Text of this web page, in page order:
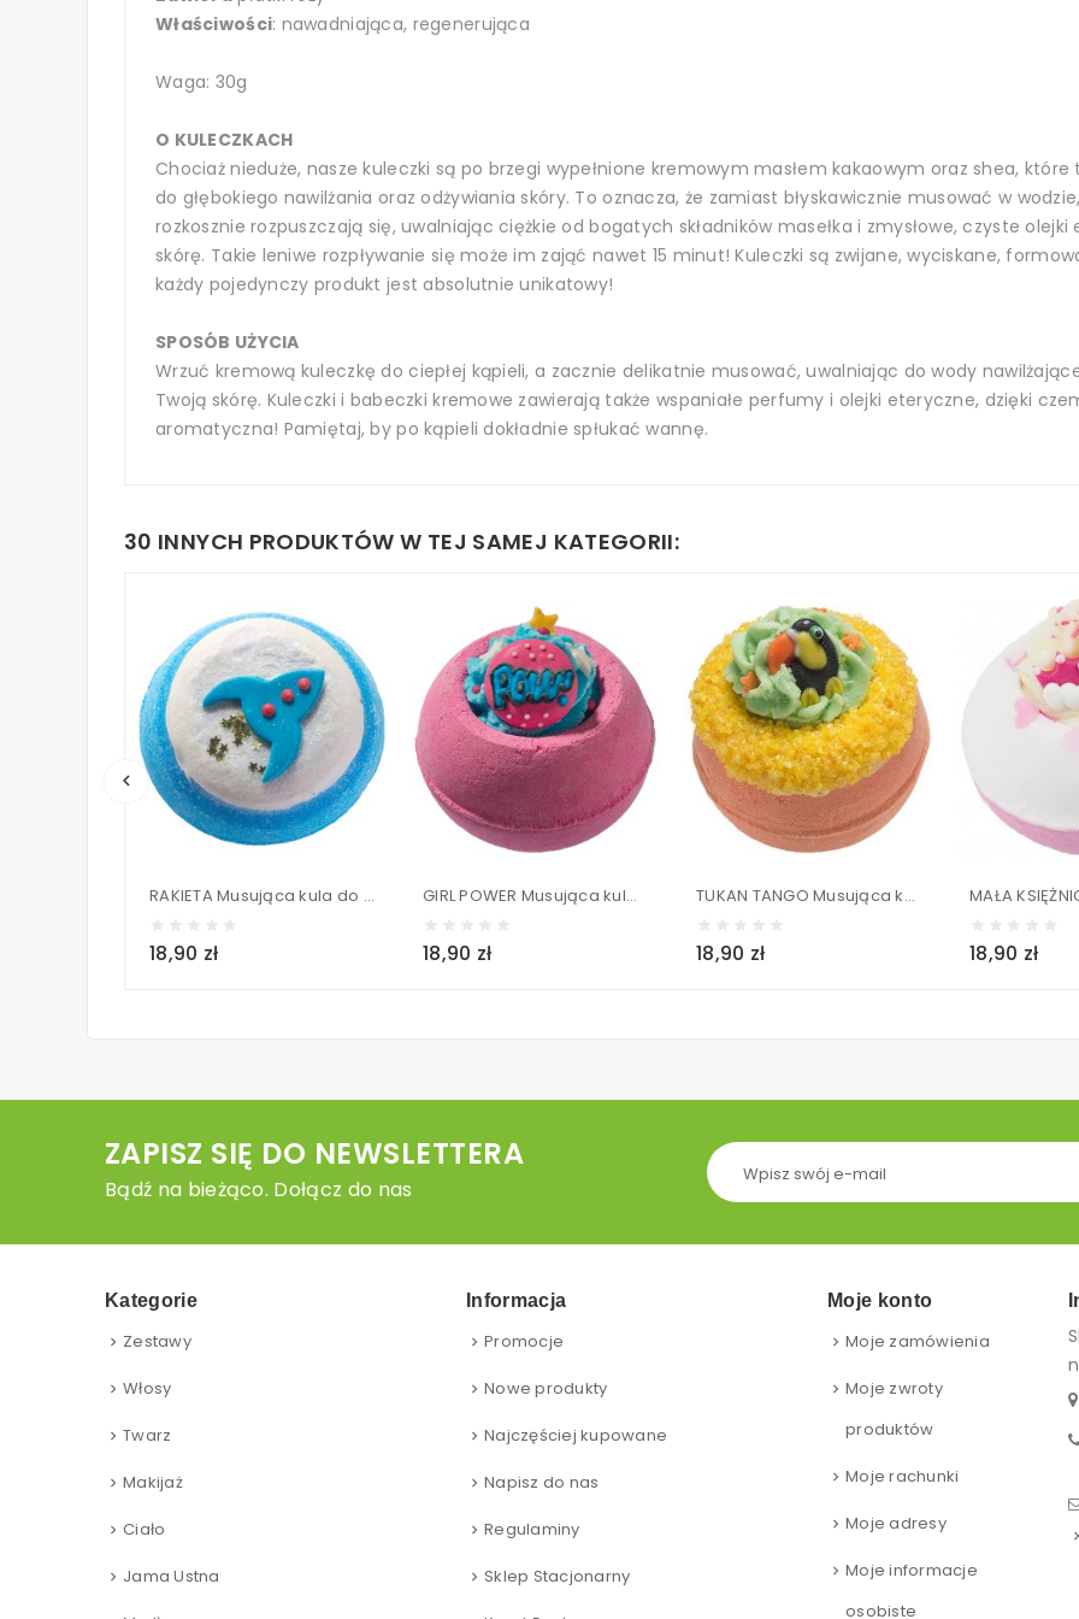
Właściwości: nawadniająca, regenerująca
Waga: 30g
O KULECZKACH
Chociaż nieduże, nasze kuleczki są po brzegi wypełnione kremowym masłem kakaowym oraz shea,
do głębokiego nawilżania oraz odżywiania skóry. To oznacza, że zamiast błyskawicznie musować w
rozkosznie rozpuszczają się, uwalniając ciężkie od bogatych składników masełka i zmysłowe, czyste
skórę. Takie leniwe rozpływanie się może im zająć nawet 15 minut! Kuleczki są zwijane, wyciskane,
każdy pojedynczy produkt jest absolutnie unikatowy!
SPOSÓB UŻYCIA
Wrzuć kremową kuleczkę do ciepłej kąpieli, a zacznie delikatnie musować, uwalniając do wody
Twoją skórę. Kuleczki i babeczki kremowe zawierają także wspaniałe perfumy i olejki eteryczne, dzięki
aromatyczna! Pamiętaj, by po kąpieli dokładnie spłukać wannę.
30 INNYCH PRODUKTÓW W TEJ SAMEJ KATEGORII:
keyboard_arrow_left
RAKIETA Musująca kula do kąpieli - Bomb Cosmetics 160g
18,90 zł
GIRL POWER Musująca kula do kąpieli - Bomb Cosmetics 160g
18,90 zł
TUKAN TANGO Musująca kula do kąpieli - Bomb Cosmetics 160g
18,90 zł 18,90 zł
ZAPISZ SIĘ DO NEWSLETTERA
Bądź na bieżąco. Dołącz do nas
Kategorie
Zestawy
Włosy
Twarz
Makijaż
Ciało
Jama Ustna
Informacja
Promocje
Nowe produkty
Najczęściej kupowane
Napisz do nas
Regulaminy
Sklep Stacjonarny
Moje konto
Moje zamówienia
Moje zwroty
produktów
Moje rachunki
Moje adresy
Moje informacje
osobiste